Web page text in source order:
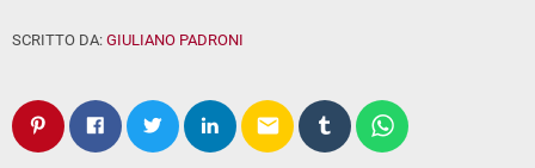
SCRITTO DA: GIULIANO PADRONI
email